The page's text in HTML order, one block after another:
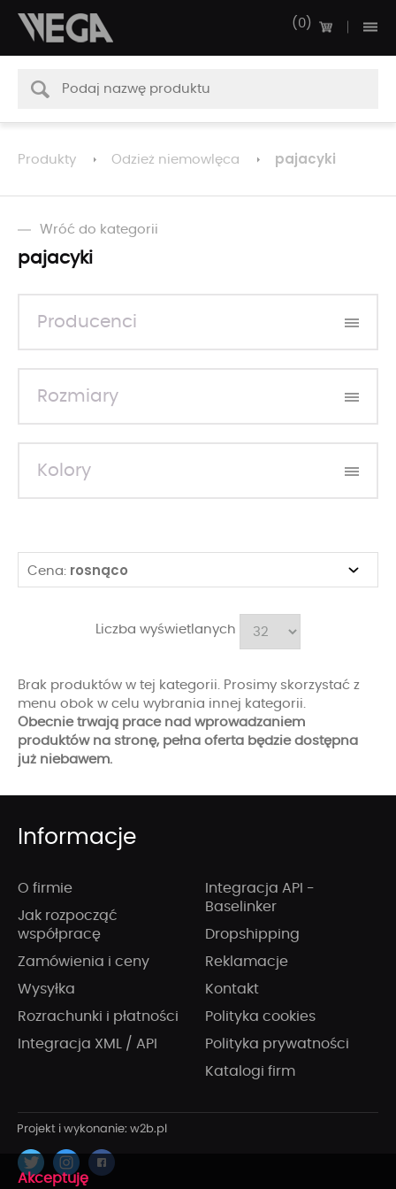
0
Produkty Odzież niemowlęca pajacyki
Wróć do kategorii
pajacyki
Producenci
Rozmiary
Kolory
Cena: rosnąco
Liczba wyświetlanych
Brak produktów w tej kategorii. Prosimy skorzystać z
menu obok w celu wybrania innej kategorii.
Obecnie trwają prace nad wprowadzaniem
produktów na stronę, pełna oferta będzie dostępna
już niebawem.
Informacje
O firmie
Jak rozpocząć
współpracę
Zamówienia i ceny
Wysyłka
Rozrachunki i płatności
Integracja XML / API
Integracja API -
Baselinker
Dropshipping
Reklamacje
Kontakt
Polityka cookies
Polityka prywatności
Katalogi firm
x